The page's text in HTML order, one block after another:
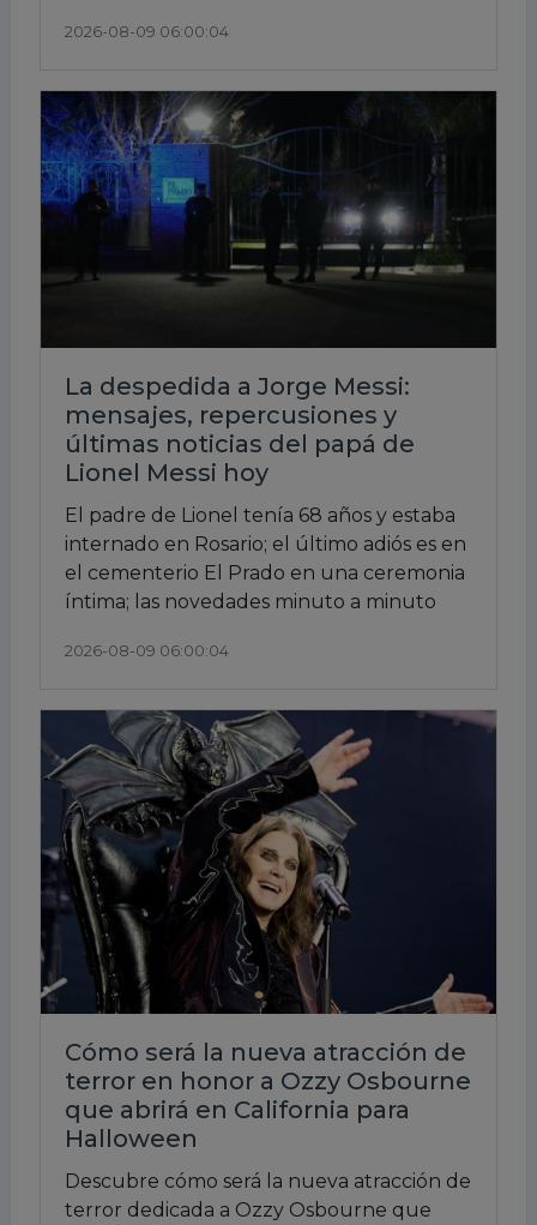
2026-08-09 06:00:04
La despedida a Jorge Messi:
mensajes, repercusiones y
últimas noticias del papá de
Lionel Messi hoy
El padre de Lionel tenía 68 años y estaba
internado en Rosario; el último adiós es en
el cementerio El Prado en una ceremonia
íntima; las novedades minuto a minuto
2026-08-09 06:00:04
Cómo será la nueva atracción de
terror en honor a Ozzy Osbourne
que abrirá en California para
Halloween
Descubre cómo será la nueva atracción de
terror dedicada a Ozzy Osbourne que